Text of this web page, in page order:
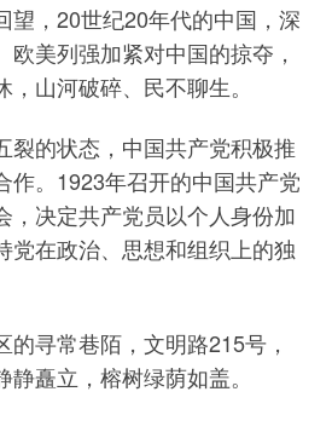
，20世纪20年代的中国，深
欧美列强加紧对中国的掠夺，
山河破碎、民不聊生。
的状态，中国共产党积极推
作。1923年召开的中国共产党
，决定共产党员以个人身份加
党在政治、思想和组织上的独
寻常巷陌，文明路215号，
矗立，榕树绿荫如盖。